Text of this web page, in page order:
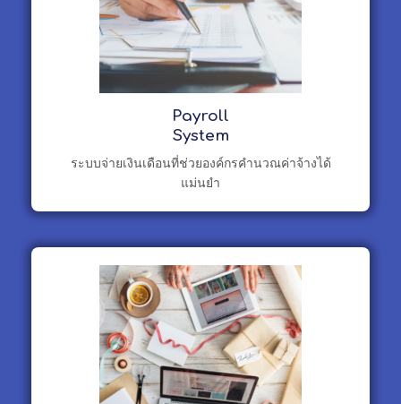
Payroll
System
ระบบจ่ายเงินเดือนที่ช่วยองค์กรคำนวณค่าจ้างได้
แม่นยำ